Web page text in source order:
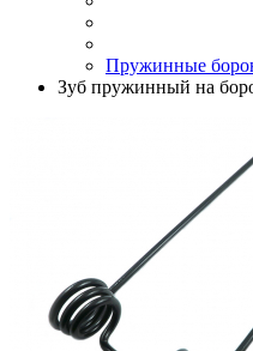
Пружинные
Зуб пружинный на